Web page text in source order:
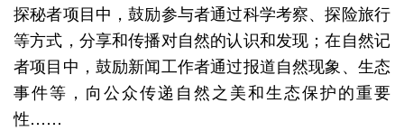
探秘者项目中，鼓励参与者通过科学考察、探险旅行
等方式，分享和传播对自然的认识和发现；在自然记
者项目中，鼓励新闻工作者通过报道自然现象、生态
事件等，向公众传递自然之美和生态保护的重要
性……